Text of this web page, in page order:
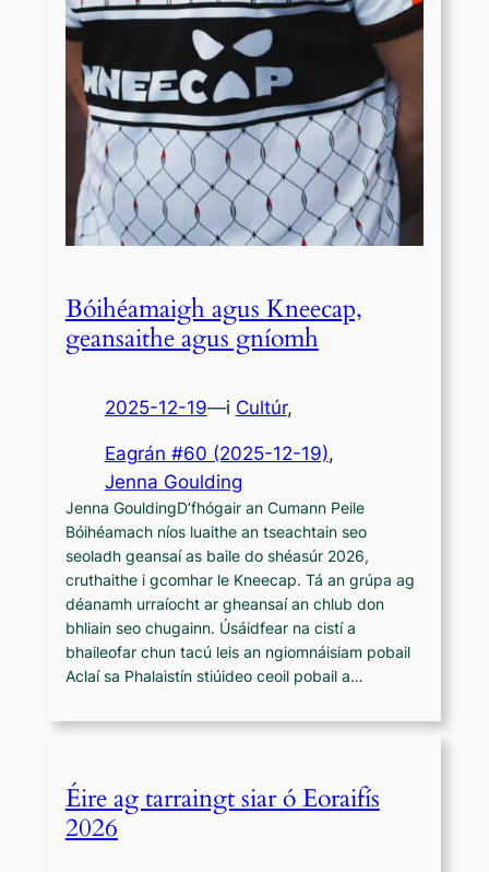
Bóihéamaigh agus Kneecap,
geansaithe agus gníomh
2025-12-19—i Cultúr,
Eagrán #60 (2025-12-19)
Jenna Goulding
Jenna GouldingD’fhógair an Cumann Peile
Bóihéamach níos luaithe an tseachtain seo
seoladh geansaí as baile do shéasúr 2026,
cruthaithe i gcomhar le Kneecap. Tá an grúpa ag
déanamh urraíocht ar gheansaí an chlub don
bhliain seo chugainn. Úsáidfear na cistí a
bhaileofar chun tacú leis an ngiomnáisiam pobail
Aclaí sa Phalaistín stiúideo ceoil pobail a…
Éire ag tarraingt siar ó Eoraifís
2026